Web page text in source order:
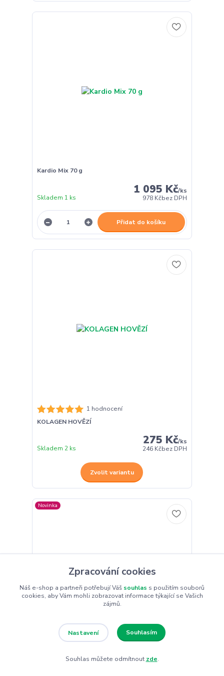
Kardio Mix 70 g
1 095 Kč/ks
978 Kčbez DPH
Skladem 1 ks
Přidat do košíku
1 hodnocení
KOLAGEN HOVĚZÍ
275 Kč/ks
246 Kčbez DPH
Skladem 2 ks
Zvolit variantu
Novinka
1 hodnocení
Zpracování cookies
Náš e-shop a partneři potřebují Váš souhlas s použitím souborů
cookies, aby Vám mohli zobrazovat informace týkající se Vašich
zájmů.
Nastavení Souhlasím
Souhlas můžete odmítnout zde.